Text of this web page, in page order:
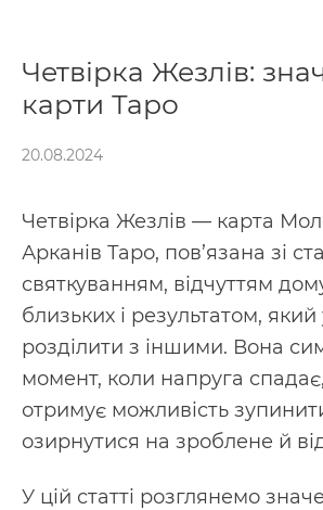
9. Висновок
Четвірка Жезлів:
карти Таро
20.08.2024
Четвірка Жезлів — карта
Арканів Таро, пов’язана зі
святкуванням, відчуттям
близьких і результатом,
розділити з іншими. Вона
момент, коли напруга
отримує можливість
озирнутися на зроблене й
У цій статті розглянемо